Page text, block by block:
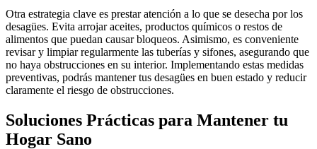
Otra estrategia clave es prestar atención a lo que se desecha por los
desagües. Evita arrojar aceites, productos químicos o restos de
alimentos que puedan causar bloqueos. Asimismo, es conveniente
revisar y limpiar regularmente las tuberías y sifones, asegurando que
no haya obstrucciones en su interior. Implementando estas medidas
preventivas, podrás mantener tus desagües en buen estado y reducir
claramente el riesgo de obstrucciones.
Soluciones Prácticas para Mantener tu
Hogar Sano